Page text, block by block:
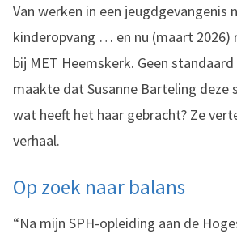
Van werken in een jeugdgevangenis
kinderopvang … en nu (maart 2026)
bij MET Heemskerk. Geen
maakte dat Susanne Barteling deze
wat heeft het haar gebracht? Ze
verhaal.
Op zoek naar balans
“Na mijn SPH-opleiding aan de